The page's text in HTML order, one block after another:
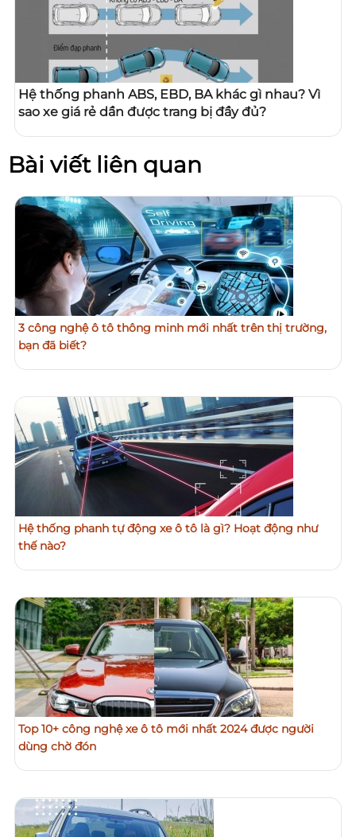
Hệ thống phanh ABS, EBD, BA khác gì nhau? Vì
sao xe giá rẻ dần được trang bị đầy đủ?
Bài viết liên quan
3 công nghệ ô tô thông minh mới nhất trên thị trường,
bạn đã biết?
Hệ thống phanh tự động xe ô tô là gì? Hoạt động như
thế nào?
Top 10+ công nghệ xe ô tô mới nhất 2024 được người
dùng chờ đón